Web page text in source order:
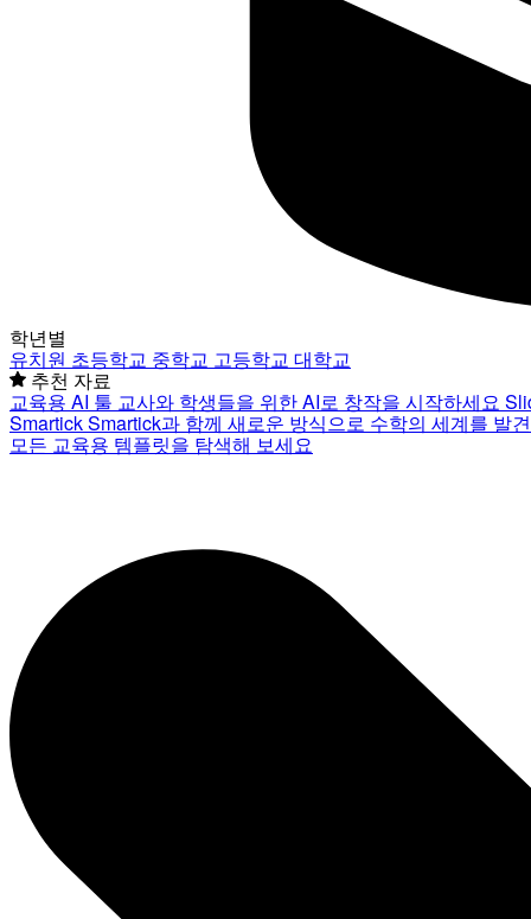
학년별
유치원 초등학교 중학교 고등학교 대학교
추천 자료
교육용 AI 툴 교사와 학생들을 위한 AI로 창작을 시작하세요
SmartickSmartick과 함께 새로운 방식으로 수학의 세계를 발
모든 교육용 템플릿을 탐색해 보세요